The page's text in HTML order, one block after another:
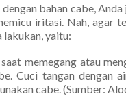
dengan bahan cabe,
iritasi. Nah, agar
lakukan, yaitu:
memegang atau
Cuci tangan dengan
cabe. (Sumber: